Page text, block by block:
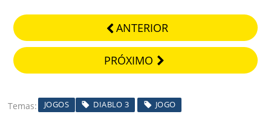
ANTERIOR
PRÓXIMO
Temas JOGOS DIABLO 3 JOGO